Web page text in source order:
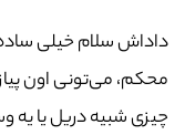
داداش سلام خیلی
محکم، می‌تونی اون
چیزی شبیه دریل یا